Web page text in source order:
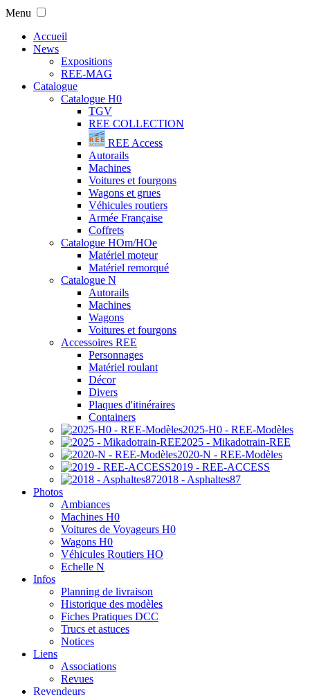
Menu
Accueil
News
Expositions
REE-MAG
Catalogue
Catalogue H0
TGV
REE COLLECTION
REE Access
Autorails
Machines
Voitures et fourgons
Wagons et grues
Véhicules routiers
Armée Française
Coffrets
Catalogue HOm/HOe
Matériel moteur
Matériel remorqué
Catalogue N
Autorails
Machines
Wagons
Voitures et fourgons
Accessoires REE
Personnages
Matériel roulant
Décor
Divers
Plaques d'itinéraires
Containers
2025-H0 - REE-Modèles
2025 - Mikadotrain-REE
2020-N - REE-Modèles
2019 - REE-ACCESS
2018 - Asphaltes87
Photos
Ambiances
Machines H0
Voitures de Voyageurs H0
Wagons H0
Véhicules Routiers HO
Echelle N
Infos
Planning de livraison
Historique des modèles
Fiches Pratiques DCC
Trucs et astuces
Notices
Liens
Associations
Revues
Revendeurs